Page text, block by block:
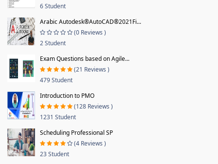
6 Student
Arabic Autodesk®AutoCAD®2021Fi...
(0 Reviews )
2 Student
Exam Questions based on Agile...
(21 Reviews )
479 Student
Introduction to PMO
(128 Reviews )
1231 Student
Scheduling Professional SP
(4 Reviews )
23 Student